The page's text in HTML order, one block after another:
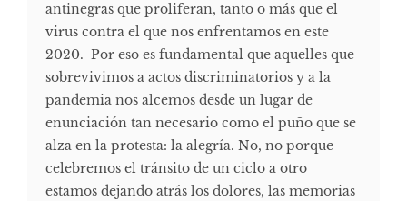
antinegras que proliferan, tanto o más que el
virus contra el que nos enfrentamos en este
2020. Por eso es fundamental que aquelles que
sobrevivimos a actos discriminatorios y a la
pandemia nos alcemos desde un lugar de
enunciación tan necesario como el puño que se
alza en la protesta: la alegría. No, no porque
celebremos el tránsito de un ciclo a otro
estamos dejando atrás los dolores, las memorias